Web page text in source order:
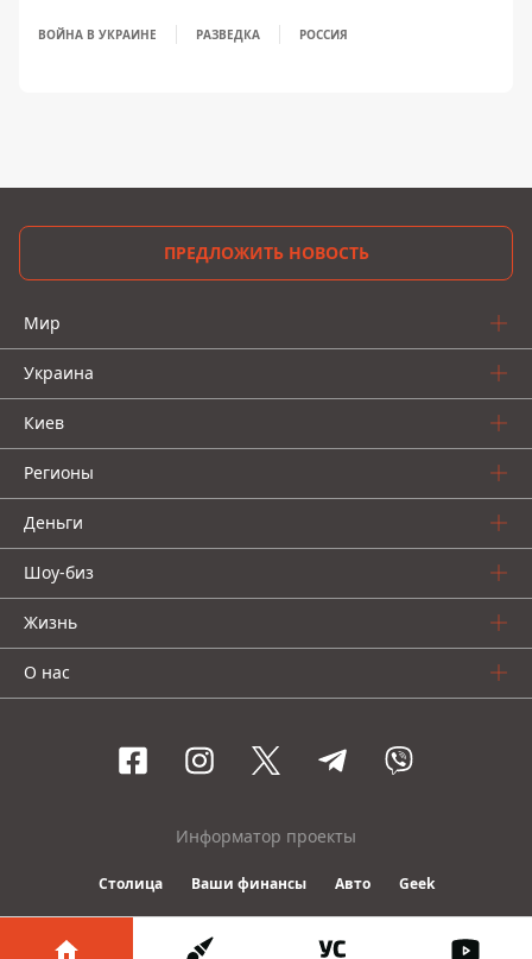
ВОЙНА В УКРАИНЕ РАЗВЕДКА РОССИЯ
ПРЕДЛОЖИТЬ НОВОСТЬ
Мир
Украина
Киев
Регионы
Деньги
Шоу-биз
Жизнь
О нас
Информатор проекты
Столица Ваши финансы Авто Geek
© 2016-2026 Informator